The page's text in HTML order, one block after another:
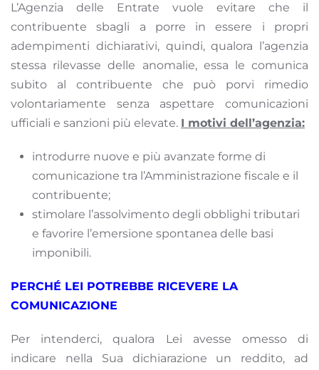
L’Agenzia delle Entrate vuole evitare che il
contribuente sbagli a porre in essere i propri
adempimenti dichiarativi, quindi, qualora l’agenzia
stessa rilevasse delle anomalie, essa le comunica
subito al contribuente che può porvi rimedio
volontariamente senza aspettare comunicazioni
ufficiali e sanzioni più elevate. I motivi dell’agenzia:
introdurre nuove e più avanzate forme di
comunicazione tra l’Amministrazione fiscale e il
contribuente;
stimolare l’assolvimento degli obblighi tributari
e favorire l’emersione spontanea delle basi
imponibili.
PERCHÉ LEI POTREBBE RICEVERE LA
COMUNICAZIONE
Per intenderci, qualora Lei avesse omesso di
indicare nella Sua dichiarazione un reddito, ad